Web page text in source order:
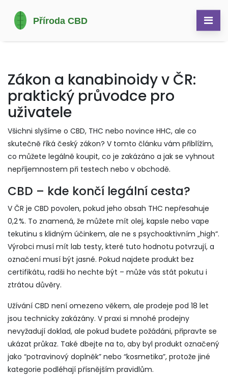
Zákon a kanabinoidy v ČR:
praktický průvodce pro
uživatele
Všichni slyšíme o CBD, THC nebo novince HHC, ale co
skutečně říká český zákon? V tomto článku vám přiblížím,
co můžete legálně koupit, co je zakázáno a jak se vyhnout
nepříjemnostem při testech nebo v obchodě.
CBD – kde končí legální cesta?
V ČR je CBD povolen, pokud jeho obsah THC nepřesahuje
0,2 %. To znamená, že můžete mít olej, kapsle nebo vape
tekutinu s klidným účinkem, ale ne s psychoaktivním „high“.
Výrobci musí mít lab testy, které tuto hodnotu potvrzují, a
označení musí být jasné. Pokud najdete produkt bez
certifikátu, radši ho nechte být – může vás stát pokutu i
ztrátou důvěry.
Užívání CBD není omezeno věkem, ale prodeje pod 18 let
jsou technicky zakázány. V praxi si mnohé prodejny
nevyžadují doklad, ale pokud budete požádáni, připravte se
ukázat průkaz. Také dbejte na to, aby byl produkt označený
jako “potravinový doplněk” nebo “kosmetika”, protože jiné
kategorie podléhají přísnějším pravidlům.